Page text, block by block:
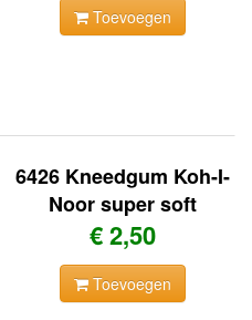
Toevoegen
6426 Kneedgum Koh-I-
Noor super soft
€ 2,50
Toevoegen